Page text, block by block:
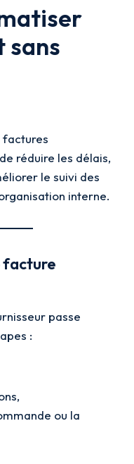
réduire les délais,
le suivi des
interne.
facture
passe
:
ou la